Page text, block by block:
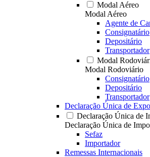
Modal Aéreo
Modal Aéreo
Agente de
Consignatário
Depositário
Transportador
Modal
Modal Rodoviário
Consignatário
Depositário
Transportador
Declaração Única de
Declaração Única de
Declaração Única de
Sefaz
Importador
Remessas Internacionais